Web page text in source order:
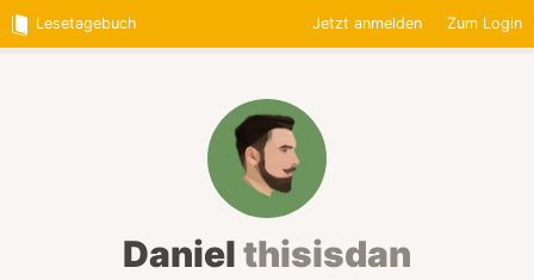
Lesetagebuch Jetzt anmelden Zum Login
Danielthisisdan